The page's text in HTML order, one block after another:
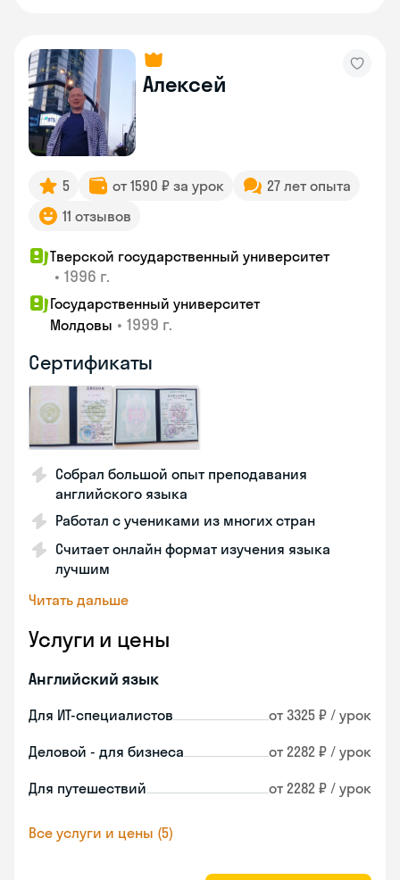
Алексей
5 от 1590 ₽ за урок
27 лет опыта
11 отзывов
Тверской государственный университет
• 1996 г.
Государственный университет
Молдовы • 1999 г.
Сертификаты
Собрал большой опыт преподавания
английского языка
Работал с учениками из многих стран
Считает онлайн формат изучения языка
лучшим
Читать дальше
Услуги и цены
Английский язык
Для ИТ-специалистов от 3325 ₽ / урок
Деловой - для бизнеса от 2282 ₽ / урок
Для путешествий от 2282 ₽ / урок
Все услуги и цены (5)